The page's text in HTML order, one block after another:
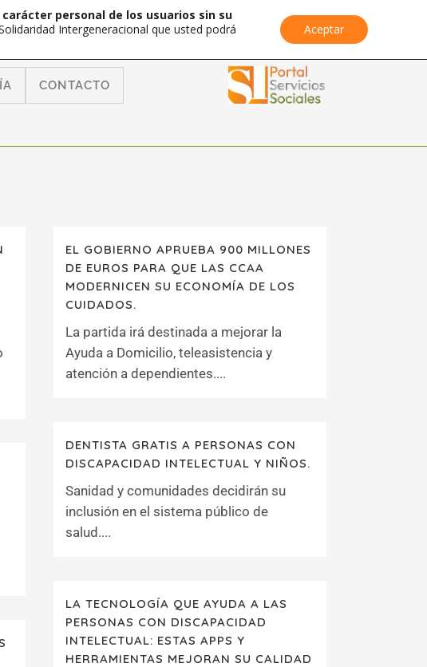
CONTACTO
EL GOBIERNO APRUEBA 900 MILLONES
DE EUROS PARA QUE LAS CCAA
MODERNICEN SU ECONOMÍA DE LOS
CUIDADOS.
La partida irá destinada a mejorar la
Ayuda a Domicilio, teleasistencia y
atención a dependientes....
DENTISTA GRATIS A PERSONAS CON
DISCAPACIDAD INTELECTUAL Y NIÑOS.
Sanidad y comunidades decidirán su
inclusión en el sistema público de
salud....
LA TECNOLOGÍA QUE AYUDA A LAS
PERSONAS CON DISCAPACIDAD
INTELECTUAL: ESTAS APPS Y
HERRAMIENTAS MEJORAN SU CALIDAD
personal de los usuarios sin su
Intergeneracional que usted podrá
Aceptar